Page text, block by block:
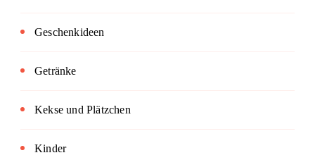
Geschenkideen
Getränke
Kekse und Plätzchen
Kinder